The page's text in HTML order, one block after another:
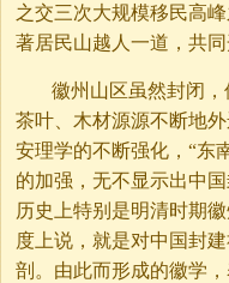
之交三次大规模移民高
著居民山越人一道，共
徽州山区虽然封闭，
茶叶、木材源源不断地
安理学的不断强化，“东
的加强，无不显示出中
历史上特别是明清时期
度上说，就是对中国封
剖。由此而形成的徽学